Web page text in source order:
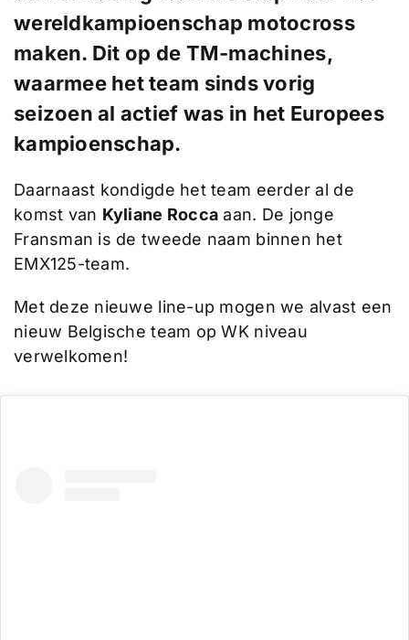
wereldkampioenschap motocross
maken. Dit op de TM-machines,
waarmee het team sinds vorig
seizoen al actief was in het Europees
kampioenschap.
Daarnaast kondigde het team eerder al de
komst van Kyliane Rocca aan. De jonge
Fransman is de tweede naam binnen het
EMX125-team.
Met deze nieuwe line-up mogen we alvast een
nieuw Belgische team op WK niveau
verwelkomen!